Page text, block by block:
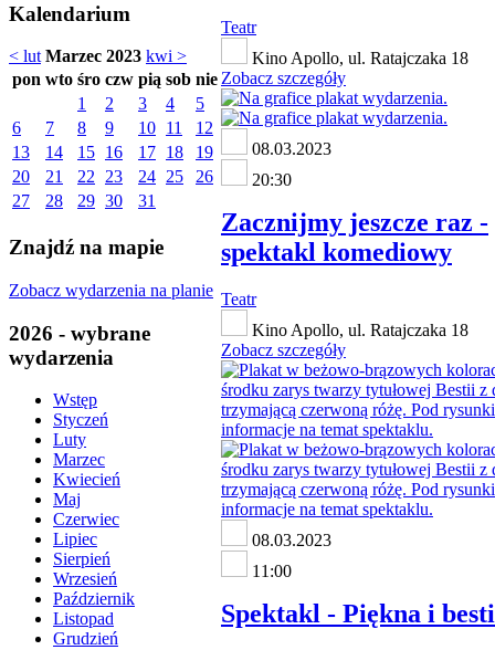
Kalendarium
< lut Marzec 2023 kwi >
pon wto śro czw pią sob nie
1
2 3 4
5
6
7 8 9 10 11
12
13
14 15 16 17 18
19
20
21 22 23 24 25
26
27
28 29 30 31
Znajdź na mapie
Zobacz wydarzenia na planie
2026 - wybrane
wydarzenia
Wstęp
Styczeń
Luty
Marzec
Kwiecień
Maj
Czerwiec
Lipiec
Sierpień
Wrzesień
Październik
Listopad
Grudzień
Teatr
Kino Apollo, ul. Ratajczaka 18
Zobacz szczegóły
08.03.2023
20:30
Zacznijmy jeszcze raz -
spektakl komediowy
Teatr
Kino Apollo, ul. Ratajczaka 18
Zobacz szczegóły
08.03.2023
11:00
Spektakl - Piękna i